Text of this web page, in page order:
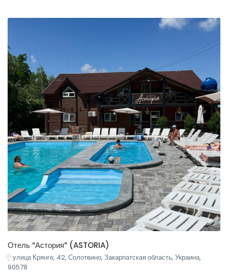
Отель “Астория” (ASTORIA)
улица Крянге, 42, Солотвино, Закарпатская область, Украина,
90578